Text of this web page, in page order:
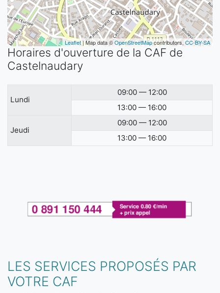
Leaflet| Map data ©OpenStreetMapcontributors, CC-BY-SA
Horaires d'ouverture de la CAF de
Castelnaudary
Lundi
09:00 — 12:00
13:00 — 16:00
Jeudi
09:00 — 12:00
13:00 — 16:00
LES SERVICES PROPOSÉS PAR
VOTRE CAF